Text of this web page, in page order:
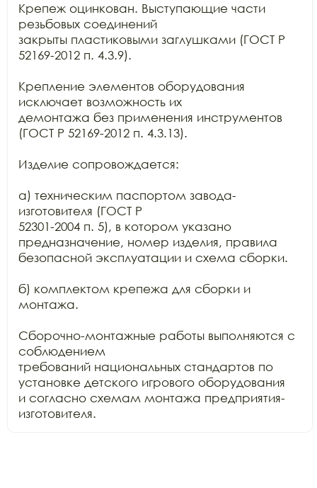
Крепеж оцинкован. Выступающие части
резьбовых соединений
закрыты пластиковыми заглушками (ГОСТ Р
52169-2012 п. 4.3.9).
Крепление элементов оборудования
исключает возможность их
демонтажа без применения инструментов
(ГОСТ Р 52169-2012 п. 4.3.13).
Изделие сопровождается:
а) техническим паспортом завода-
изготовителя (ГОСТ Р
52301-2004 п. 5), в котором указано
предназначение, номер изделия, правила
безопасной эксплуатации и схема сборки.
б) комплектом крепежа для сборки и
монтажа.
Сборочно-монтажные работы выполняются с
соблюдением
требований национальных стандартов по
установке детского игрового оборудования
и согласно схемам монтажа предприятия-
изготовителя.